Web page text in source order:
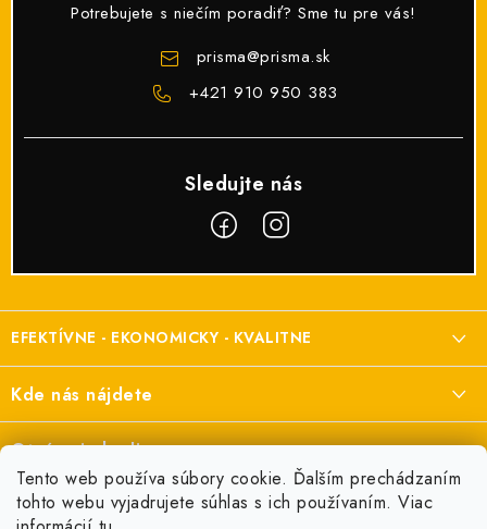
Tento web používa súbory cookie. Ďalším prechádzaním
tohto webu vyjadrujete súhlas s ich používaním. Viac
Potrebujete s niečím poradiť? Sme tu pre vás!
prisma@prisma.sk
+421 910 950 383
á
p
ä
t
i
EFEKTÍVNE - EKONOMICKY - KVALITNE
a elektroinštalácie
Prisma Elektro s.r.o.
Šenkvická cesta 2166/1, Pezinok
+421 910 950 383
Kde nás nájdete
Otváracie hodiny
Pondelok:
7:00 - 16:00
Informácie pre vás